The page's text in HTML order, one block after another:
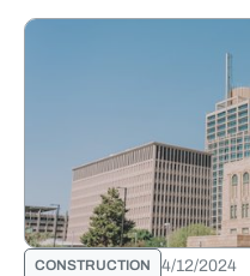
CONSTRUCTION 4/12/2024